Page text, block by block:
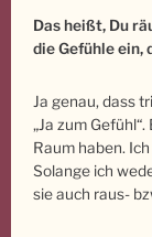
Das heißt, Du
die Gefühle ein,
Ja genau, dass
„Ja zum
Raum haben.
Solange ich
sie auch raus-